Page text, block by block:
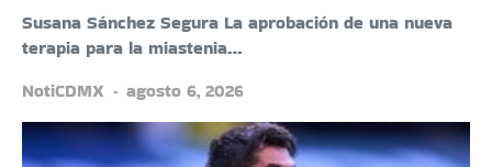
Susana Sánchez Segura La aprobación de una nueva
terapia para la miastenia…
NotiCDMX
agosto 6, 2026